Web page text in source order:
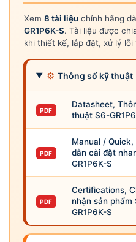
Xem 8 tài liệu chính hãng
GR1P6K-S. Tài liệu được
khi thiết kế, lắp đặt, xử lý lỗi
⚙ Thông số kỹ thuật
PDF
Datasheet,
thuật S6-
PDF
Manual / Quick,
dẫn cài đặt
GR1P6K-S
PDF
Certifications,
nhận sản phẩm
GR1P6K-S